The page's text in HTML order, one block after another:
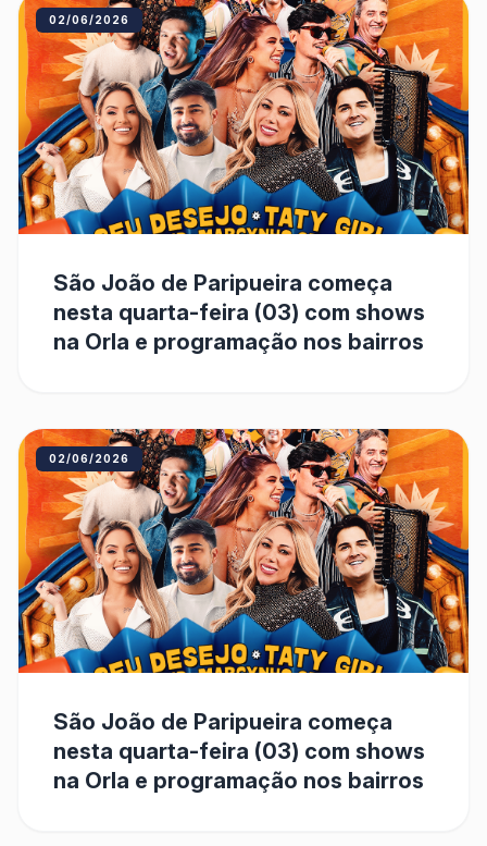
02/06/2026
São João de Paripueira começa
nesta quarta-feira (03) com shows
na Orla e programação nos bairros
02/06/2026
São João de Paripueira começa
nesta quarta-feira (03) com shows
na Orla e programação nos bairros